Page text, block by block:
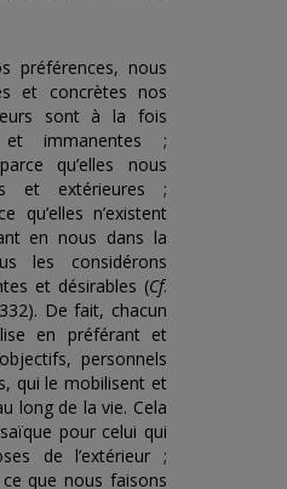
préférences, nous
et concrètes nos
sont à la fois
et immanentes ;
qu’elles nous
et extérieures ;
qu’elles n’existent
en nous dans la
les considérons
et désirables (Cf.
De fait, chacun
en préférant et
personnels
qui le mobilisent et
long de la vie. Cela
pour celui qui
de l’extérieur ;
que nous faisons